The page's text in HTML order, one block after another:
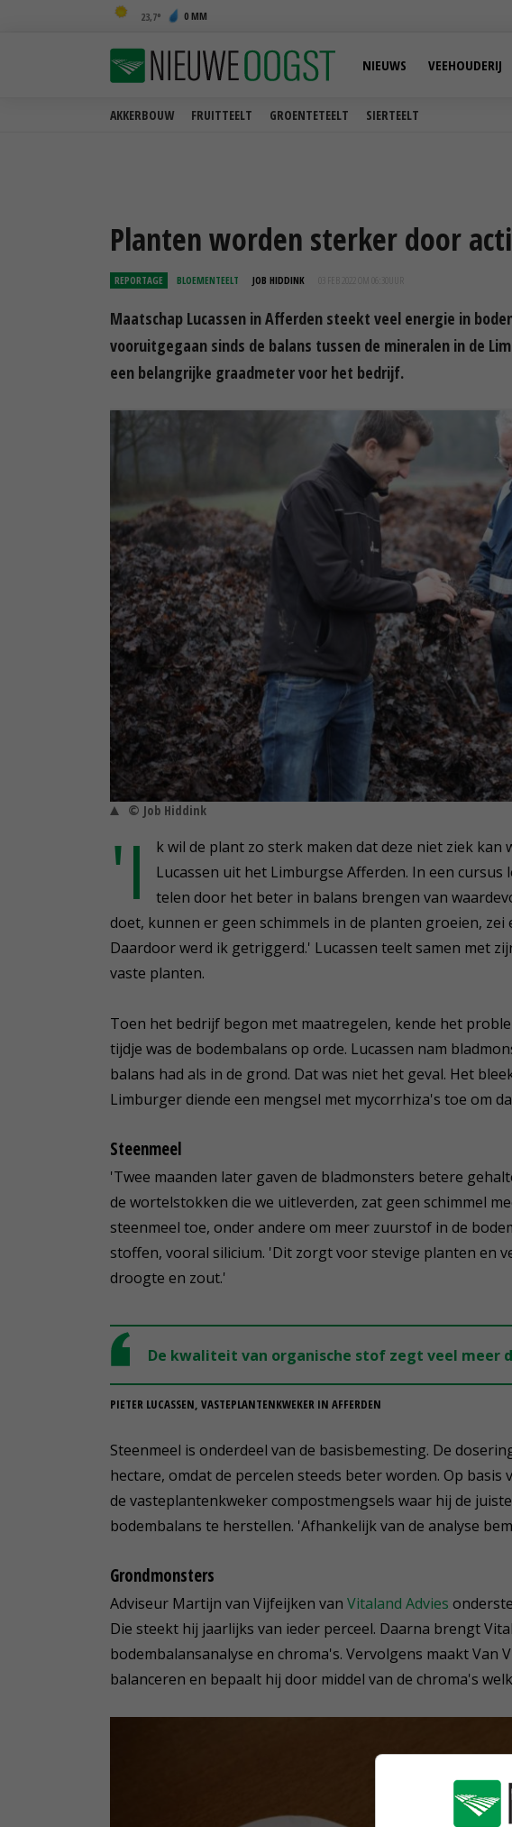
23,7 0 MM
AKKERBOUW FRUITTEELT GROENTETEELT SIERTEELT
NIEUWS VEEHOUDERIJ
Planten worden sterker door
REPORTAGE BLOEMENTEELT JOB HIDDINK 03 FEB 2022 OM 06:30
Maatschap Lucassen in Afferden steekt veel energie in
vooruitgegaan sinds de balans tussen de mineralen in de
een belangrijke graadmeter voor het bedrijf.
© Job Hiddink
'I
k wil de plant zo sterk maken dat deze niet ziek
Lucassen uit het Limburgse Afferden. In een
telen door het beter in balans brengen van
doet, kunnen er geen schimmels in de planten groeien, zei
Daardoor werd ik getriggerd.' Lucassen teelt samen met
vaste planten.
Toen het bedrijf begon met maatregelen, kende het
tijdje was de bodembalans op orde. Lucassen nam
balans had als in de grond. Dat was niet het geval. Het
Limburger diende een mengsel met mycorrhiza's toe om
Steenmeel
'Twee maanden later gaven de bladmonsters betere
de wortelstokken die we uitleverden, zat geen schimmel
steenmeel toe, onder andere om meer zuurstof in de
stoffen, vooral silicium. 'Dit zorgt voor stevige planten en
droogte en zout.'
De kwaliteit van organische stof zegt veel meer
PIETER LUCASSEN, VASTEPLANTENKWEKER IN AFFERDEN
Steenmeel is onderdeel van de basisbemesting. De
hectare, omdat de percelen steeds beter worden. Op
de vasteplantenkweker compostmengsels waar hij de
bodembalans te herstellen. 'Afhankelijk van de analyse
Grondmonsters
Adviseur Martijn van Vijfeijken van Vitaland Advies
Die steekt hij jaarlijks van ieder perceel. Daarna brengt
bodembalansanalyse en chroma's. Vervolgens maakt Van
balanceren en bepaalt hij door middel van de chroma's